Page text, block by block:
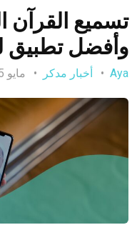
تسميع القرآن
وأفضل تطبيق
Aya أخبار مدكر مايو 5, 2023